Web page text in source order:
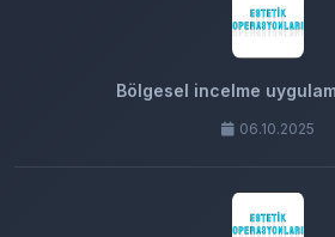
Bölgesel incelme
06.10.2025